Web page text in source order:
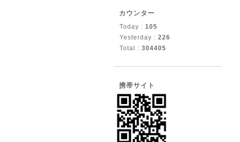
カウンター
Today : 105
Yesterday : 226
Total : 304405
携帯サイト